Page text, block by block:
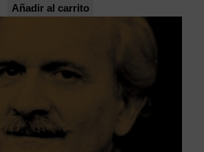
Añadir al carrito